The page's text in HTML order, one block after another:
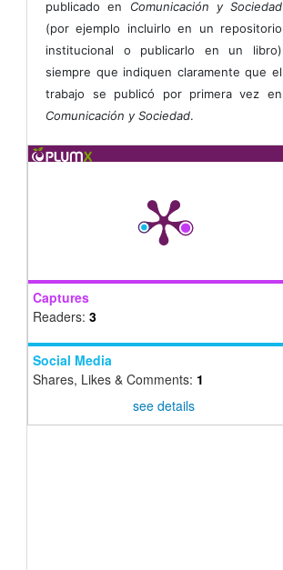
publicado en Comunicación y Sociedad
(por ejemplo incluirlo en un repositorio
institucional o publicarlo en un libro)
siempre que indiquen claramente que el
trabajo se publicó por primera vez en
Comunicación y Sociedad.
Captures
Readers: 3
Social Media
Shares, Likes & Comments: 1
see details